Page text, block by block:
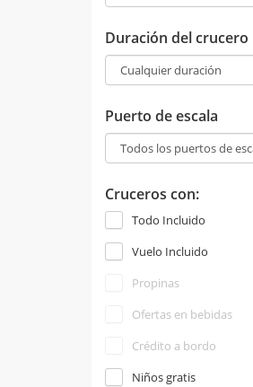
Duración del crucero
Puerto de escala
Cruceros con:
Todo Incluido
Vuelo Incluido
Propinas
Ofertas en bebidas
Crédito a bordo
Niños gratis